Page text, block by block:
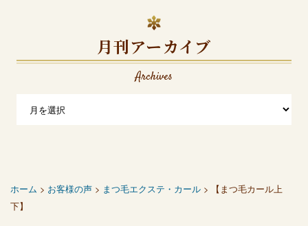
月刊アーカイブ
Archives
ホーム > お客様の声 > まつ毛エクステ・カール > 【まつ毛カール上
下】